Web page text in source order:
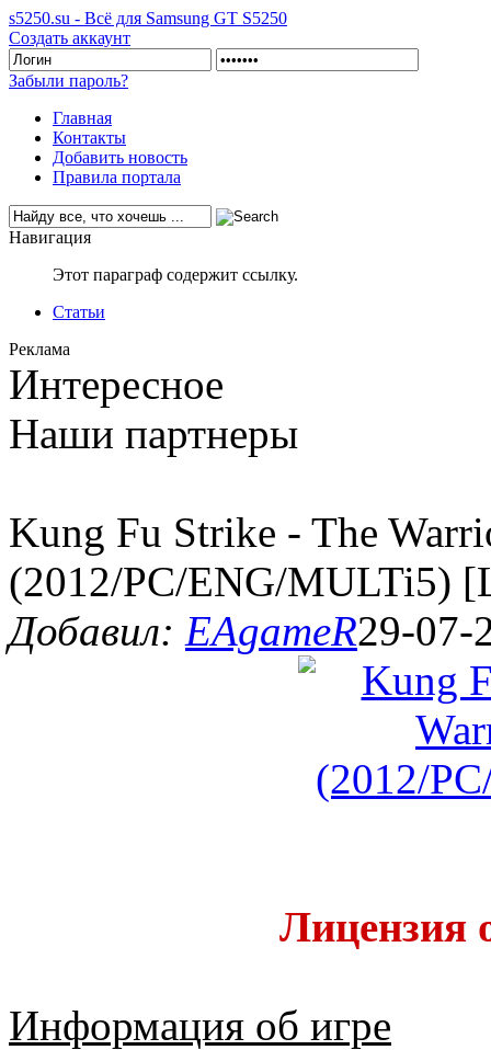
s5250.su - Всё для Samsung GT S5250
Создать аккаунт
Забыли пароль?
Главная
Контакты
Добавить новость
Правила портала
Навигация
Этот параграф содержит ссылку.
Статьи
Реклама
Интересное
Наши партнеры
Kung Fu Strike - The
(2012/PC/ENG/MULTi5)
Добавил: EAgameR29-07-
Лицензия
Информация об игре